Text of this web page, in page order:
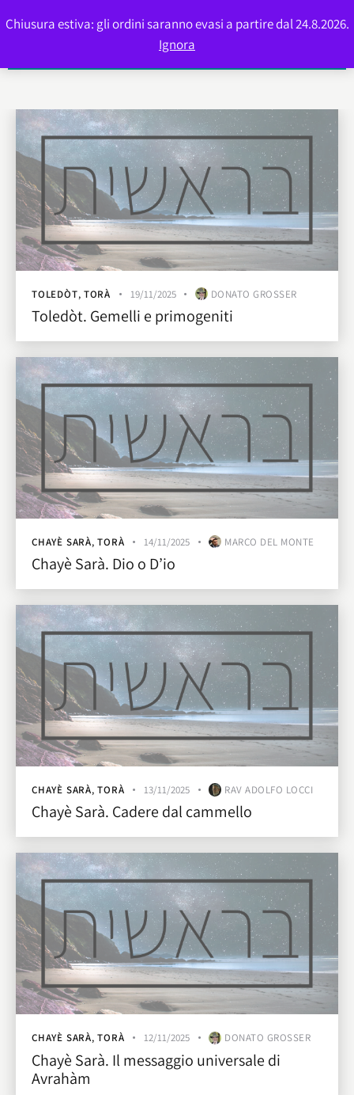
TOLEDÒT, TORÀ 19/11/2025 DONATO GROSSER
Toledòt. Gemelli e primogeniti
CHAYÈ SARÀ,TORÀ 14/11/2025 MARCO DEL MONTE
Chayè Sarà. Dio o D’io
CHAYÈ SARÀ,TORÀ 13/11/2025 RAV ADOLFO LOCCI
Chayè Sarà. Cadere dal cammello
CHAYÈ SARÀ,TORÀ 12/11/2025 DONATO GROSSER
Chayè Sarà. Il messaggio universale di
Avrahàm
Chiusura estiva: gli ordini saranno evasi a partire dal 24.8.2026.
Ignora